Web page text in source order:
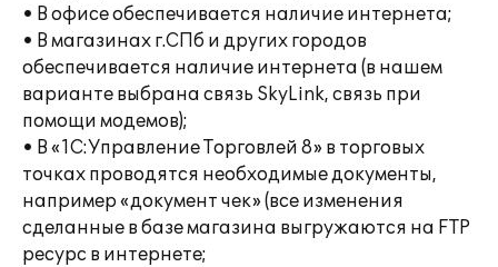
• В офисе обеспечивается наличие интернета;
• В магазинах г.СПб и других городов
обеспечивается наличие интернета (в нашем
варианте выбрана связь SkyLink, связь при
помощи модемов);
• В «1С:Управление Торговлей 8» в торговых
точках проводятся необходимые документы,
например «документ чек» (все изменения
сделанные в базе магазина выгружаются на FTP
ресурс в интернете;